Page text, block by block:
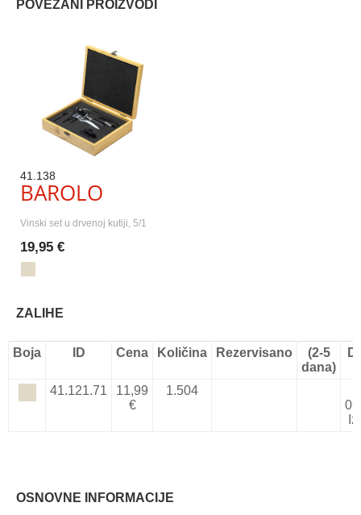
POVEZANI PROIZVODI
41.138
BAROLO
Vinski set u drvenoj kutiji, 5/1
19,95 €
ZALIHE
Boja ID Cena Količina Rezervisano
(2-5
dana)
41.121.71
11,99
€
1.504
OSNOVNE INFORMACIJE